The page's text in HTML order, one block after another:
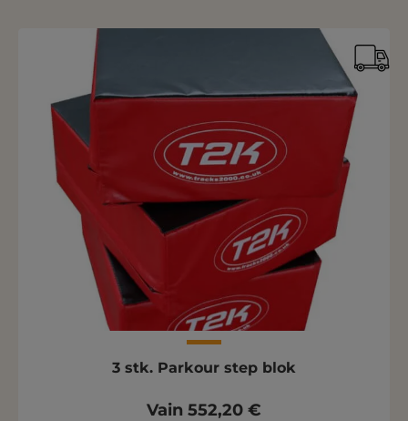
3 stk. Parkour step blok
Vain 552,20 €